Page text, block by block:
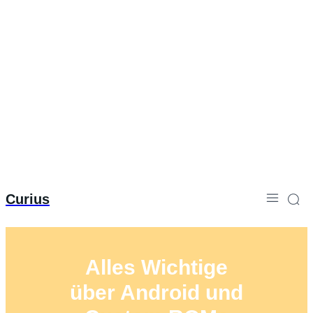
Curius
Alles Wichtige
über Android und